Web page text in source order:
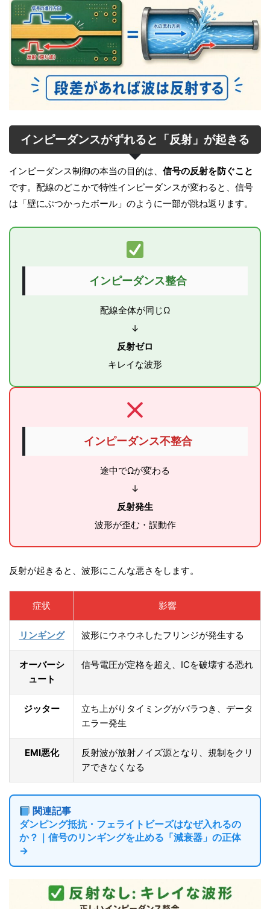
インピーダンスがずれると「反射」が起きる
インピーダンス制御の本当の目的は、 信号の反射を防ぐこと
です。配線のどこかで特性インピーダンスが変わると、信号
は「壁にぶつかったボール」のように一部が跳ね返ります。
インピーダンス整合
配線全体が同じΩ
↓
反射ゼロ
キレイな波形
インピーダンス不整合
途中でΩが変わる
↓
反射発生
波形が歪む・誤動作
反射が起きると、波形にこんな悪さをします。
症状 影響
リンギング 波形にウネウネしたフリンジが発生する
オーバーシ
ュート
信号電圧が定格を超え、ICを破壊する恐れ
ジッター
立ち上がりタイミングがバラつき、データ
エラー発生
EMI悪化
反射波が放射ノイズ源となり、規制をクリ
アできなくなる
関連記事
ダンピング抵抗・フェライトビーズはなぜ入れるの
か？｜信号のリンギングを止める「減衰器」の正体
→